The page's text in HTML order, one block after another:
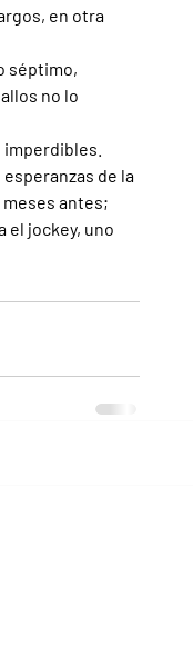
en otra
séptimo,
no lo
de la
antes;
el jockey, uno